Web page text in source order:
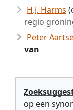
H.J. Harms
regio
Peter
van
op een